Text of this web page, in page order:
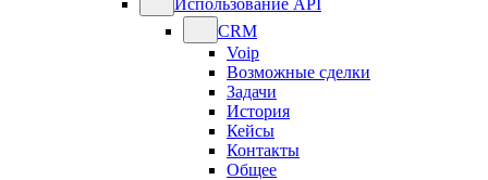
Использование API
CRM
Voip
Возможные сделки
Задачи
История
Кейсы
Контакты
Общее